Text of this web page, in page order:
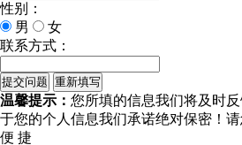
性别：
男
女
联系方式：
温馨提示： 您所填的信息我们将及时
于您的个人信息我们承诺绝对保密！
便 捷